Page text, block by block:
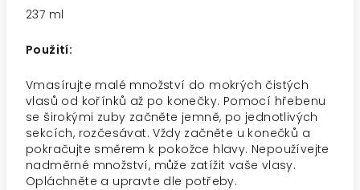
237 ml
Použití:
Vmasírujte malé množství do mokrých čistých
vlasů od kořínků až po konečky. Pomocí hřebenu
se širokými zuby začněte jemně, po jednotlivých
sekcích, rozčesávat. Vždy začněte u konečků a
pokračujte směrem k pokožce hlavy. Nepoužívejte
nadměrné množství, může zatížit vaše vlasy.
Opláchněte a upravte dle potřeby.